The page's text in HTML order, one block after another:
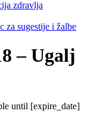
zdravlja
za sugestije i žalbe
– Ugalj
until [expire_date]